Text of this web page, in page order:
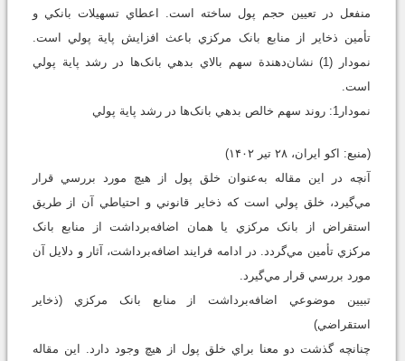
منفعل در تعيين حجم پول ساخته است. اعطاي تسهيلات بانکي و
تأمين ذخاير از منابع بانک مرکزي باعث افزايش پاية پولي است.
نمودار (1) نشان‌دهندة سهم بالاي بدهي بانک‌ها در رشد پاية پولي
است.
نمودار1: روند سهم خالص بدهي بانک‌ها در رشد پاية پولي
(منبع: اکو ايران، ۲۸ تير ۱۴۰۲)
آنچه در اين مقاله به‌عنوان خلق پول از هيچ مورد بررسي قرار
مي‌گيرد، خلق پولي است که ذخاير قانوني و احتياطي آن از طريق
استقراض از بانک مرکزي يا همان اضافه‌برداشت از منابع بانک
مرکزي تأمين مي‌گردد. در ادامه فرايند اضافه‌برداشت، آثار و دلايل آن
مورد بررسي قرار مي‌گيرد.
تبيين موضوعي اضافه‌برداشت از منابع بانک مرکزي (ذخاير
استقراضي)
چنانچه گذشت دو معنا براي خلق پول از هيچ وجود دارد. اين مقاله